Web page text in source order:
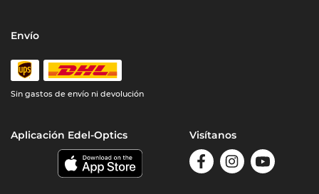
Envío
Sin gastos de envío ni devolución
Aplicación Edel-Optics Visítanos